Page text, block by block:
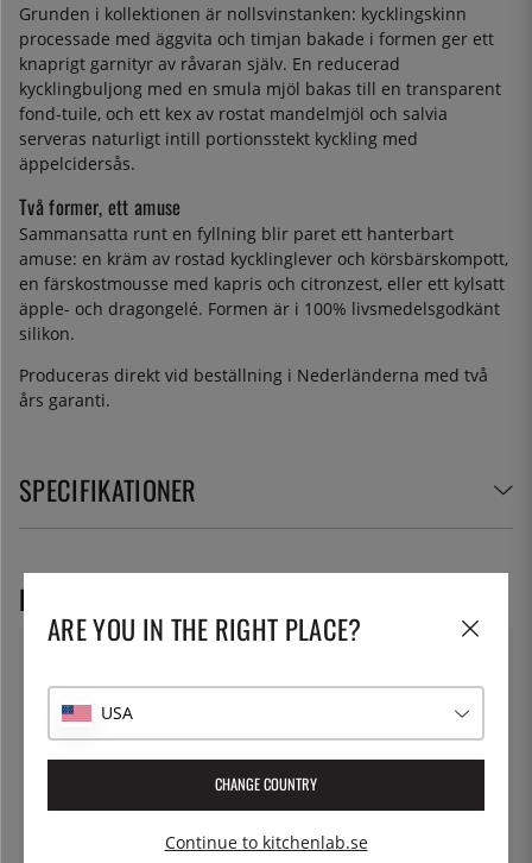
Grunden i kollektionen är nollsvinstanken: kycklingskinn
processade med äggvita och timjan bakade i formen ger ett
knaprigt garnityr av råvaran själv. En reducerad
kycklingbuljong med en smula mjöl bakas till en transparent
fond-tuile, och ett kex av rostat mandelmjöl och salvia
serveras naturligt intill portionsstekt kyckling med
äppelcidersås.
Två former, ett amuse
Sammansatta runt en fyllning blir paret ett hanterbart
amuse: en kräm av rostad kycklinglever och körsbärskompott,
en färskostmousse med kapris och citronzest, eller ett kylsatt
äpple- och dragongelé. Formen är i 100% livsmedelsgodkänt
silikon.
Produceras direkt vid beställning i Nederländerna med två
års garanti.
SPECIFIKATIONER
REKOMMENDERADE PRODUKTER
ARE YOU IN THE RIGHT PLACE?
USA
CHANGE COUNTRY
Continue to kitchenlab.se